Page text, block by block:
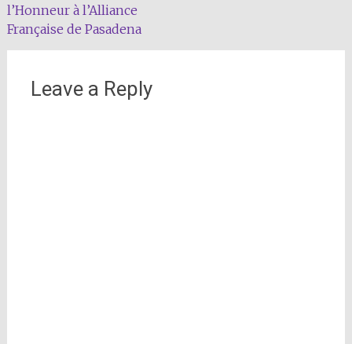
l’Honneur à l’Alliance
Française de Pasadena
Leave a Reply